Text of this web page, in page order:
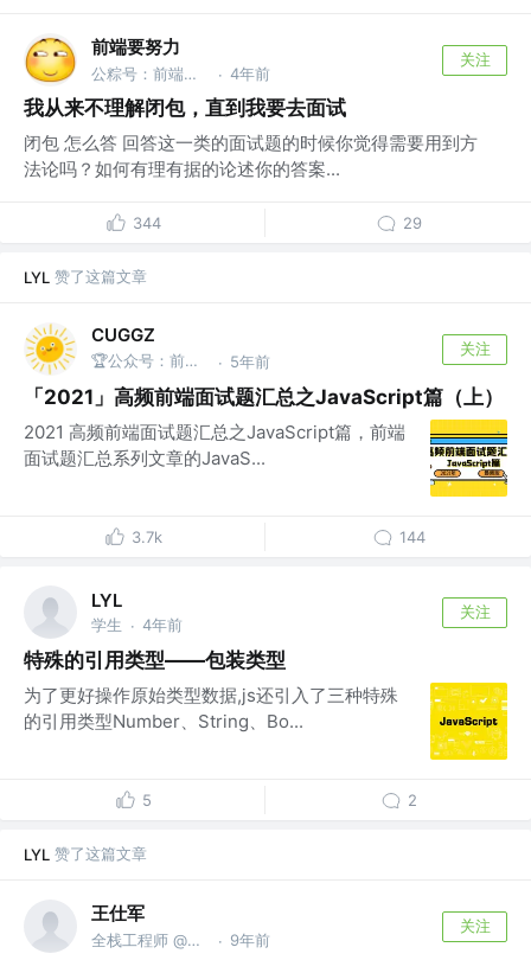
前端要努力
公粽号：前端要努力 · 4年前
关注
我从来不理解闭包，直到我要去面试
闭包 怎么答 回答这一类的面试题的时候你觉得需要用到方
法论吗？如何有理有据的论述你的答案...
344 29
LYL 赞了这篇文章
CUGGZ
🏆公众号：前端充电宝 · 5年前
关注
「2021」高频前端面试题汇总之JavaScript篇（上）
2021 高频前端面试题汇总之JavaScript篇，前端
面试题汇总系列文章的JavaS...
3.7k 144
LYL
学生 · 4年前
关注
特殊的引用类型——包装类型
为了更好操作原始类型数据,js还引入了三种特殊
的引用类型Number、String、Bo...
5 2
LYL 赞了这篇文章
王仕军
全栈工程师 @ArcBlock · 9年前
关注